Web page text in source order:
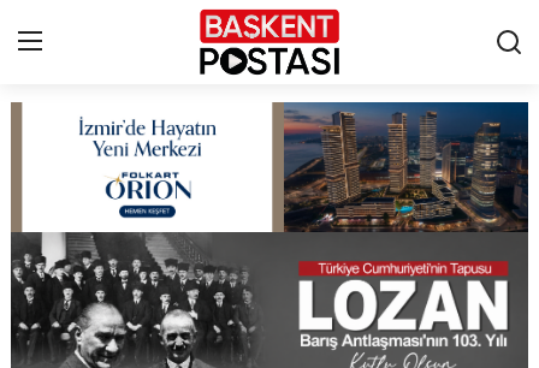
Çerez Politikası
Künye
Ankara